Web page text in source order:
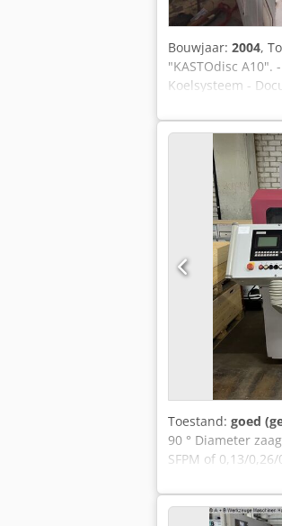
Bouwjaar: 2004,
"KASTOdisc
Koelsysteem -
100x100mm
automatische
pdf.-document
Toestand: goed
90 ° Diameter
SFPM of 0,13/